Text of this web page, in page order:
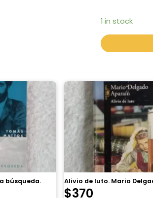
1 in stock
búsqueda.
Alivio de luto. Mario
$370